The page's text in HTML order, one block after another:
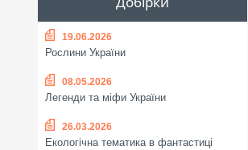
19.06.2026
Рослини України
08.05.2026
Легенди та міфи України
26.03.2026
Екологічна тематика в фантастиці